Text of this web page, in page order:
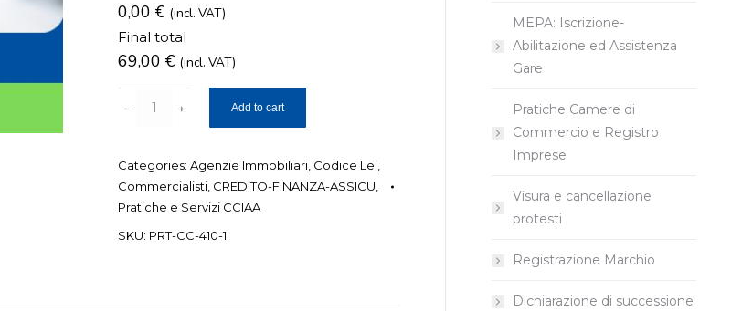
0,00 € (incl. VAT)
Final total
69,00€ (incl. VAT)
Codice
Add to cart
Categories:Agenzie Immobiliari Codice Lei
Commercialisti CREDITO-FINANZA-ASSICU
Pratiche e Servizi CCIAA
SKU: PRT-CC-410-1
MEPA: Iscrizione-
Abilitazione ed Assistenza
Gare
Pratiche Camere di
Commercio e Registro
Imprese
Visura e cancellazione
protesti
Registrazione Marchio
Dichiarazione di successione